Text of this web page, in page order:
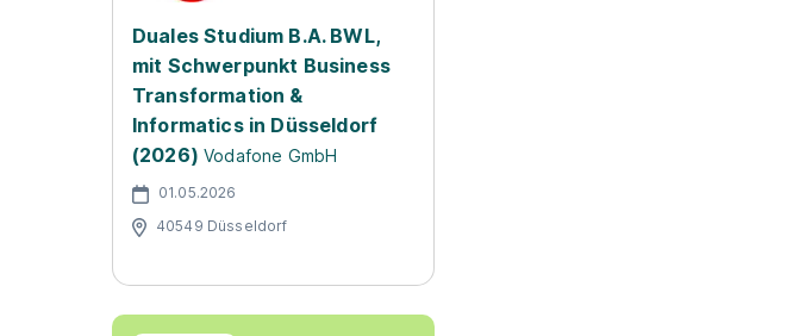
Duales Studium B.A. BWL,
mit Schwerpunkt Business
Transformation &
Informatics in Düsseldorf
(2026) Vodafone GmbH
01.05.2026
40549 Düsseldorf